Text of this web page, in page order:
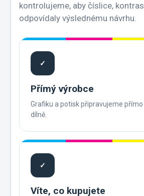
kontrolujeme, aby číslice,
odpovídaly výslednému návrhu.
✓
Přímý výrobce
Grafiku a potisk připravujeme
dílně.
✓
Víte, co kupujete